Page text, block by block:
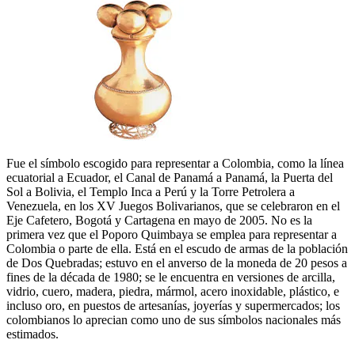
Fue el símbolo escogido para representar a Colombia, como la línea
ecuatorial a Ecuador, el Canal de Panamá a Panamá, la Puerta del
Sol a Bolivia, el Templo Inca a Perú y la Torre Petrolera a
Venezuela, en los XV Juegos Bolivarianos, que se celebraron en el
Eje Cafetero, Bogotá y Cartagena en mayo de 2005. No es la
primera vez que el Poporo Quimbaya se emplea para representar a
Colombia o parte de ella. Está en el escudo de armas de la población
de Dos Quebradas; estuvo en el anverso de la moneda de 20 pesos a
fines de la década de 1980; se le encuentra en versiones de arcilla,
vidrio, cuero, madera, piedra, mármol, acero inoxidable, plástico, e
incluso oro, en puestos de artesanías, joyerías y supermercados; los
colombianos lo aprecian como uno de sus símbolos nacionales más
estimados.